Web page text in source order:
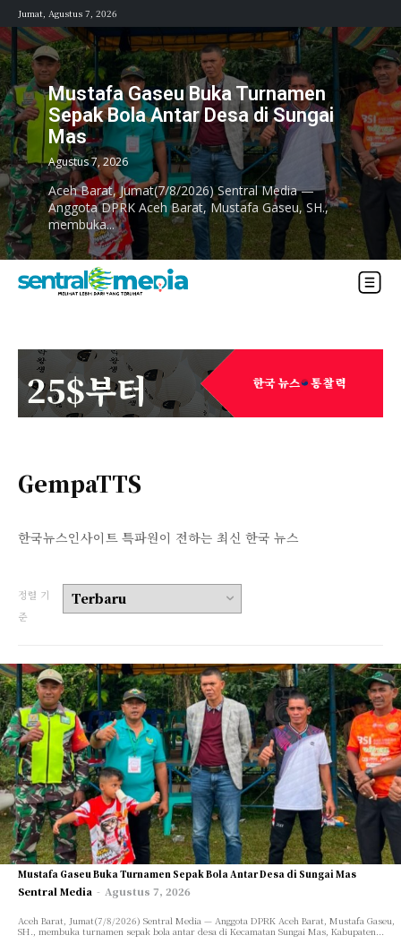
Jumat, Agustus 7, 2026
Mustafa Gaseu Buka Turnamen
Sepak Bola Antar Desa di Sungai
Mas
Agustus 7, 2026
Aceh Barat, Jumat(7/8/2026) Sentral Media —
Anggota DPRK Aceh Barat, Mustafa Gaseu, SH.,
membuka...
GempaTTS
한국뉴스인사이트 특파원이 전하는 최신 한국 뉴스
정렬 기
준
Mustafa Gaseu Buka Turnamen Sepak Bola Antar Desa di Sungai Mas
Sentral Media - Agustus 7, 2026
Aceh Barat, Jumat(7/8/2026) Sentral Media — Anggota DPRK Aceh Barat, Mustafa Gaseu,
SH., membuka turnamen sepak bola antar desa di Kecamatan Sungai Mas, Kabupaten...